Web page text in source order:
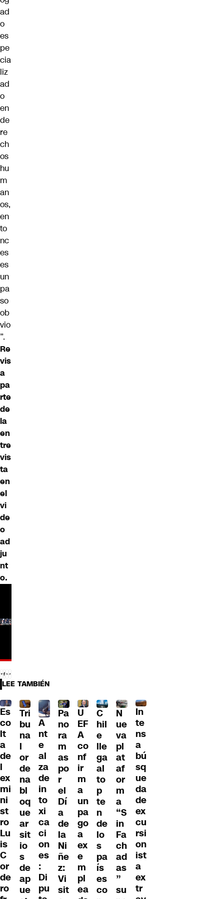
ad
o
es
pe
cia
liz
ad
o
en
de
re
ch
os
hu
m
an
os,
en
to
nc
es
es
un
pa
so
ob
vio
”.
Re
vis
a
pa
rte
de
la
en
tre
vis
ta
en
el
vi
de
o
ad
ju
nt
o.
LEE TAMBIÉN
Es
co
lt
a
de
l
ex
mi
ni
st
ro
Lu
is
C
or
de
ro
Tri
bu
na
l
or
de
na
bl
oq
ue
ar
sit
io
s
de
ap
ue
A
nt
e
al
za
de
in
to
xi
ca
ci
on
es
:
Di
pu
Pa
no
ra
m
as
po
r
el
Dí
a
de
la
Ni
ñe
z:
Vi
sit
U
EF
A
co
nf
ir
m
a
un
pa
go
a
ex
e
m
pl
ea
C
hil
e
lle
ga
al
to
p
te
n
de
lo
s
pa
ís
es
co
N
ue
va
pl
at
af
or
m
a
“S
in
Fa
ch
ad
as
”
su
In
te
ns
a
bú
sq
ue
da
de
ex
cu
rsi
on
ist
a
ex
tr